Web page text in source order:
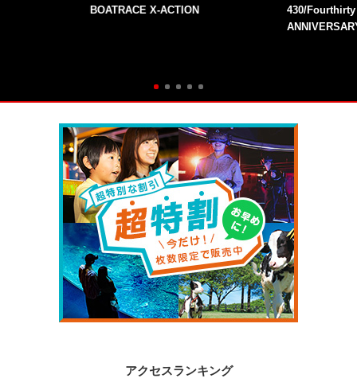
BOATRACE X-ACTION
430/
アクセスランキング